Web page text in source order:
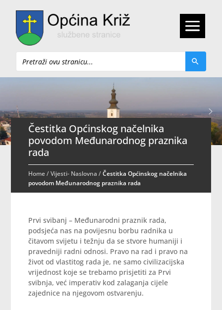
Pretraži
Čestitka Općinskog načelnika
povodom Međunarodnog praznika
rada
Home/Vijesti- Naslovna /Čestitka Općinskog načelnika
povodom Međunarodnog praznika rada
Prvi svibanj – Međunarodni praznik rada,
podsjeća nas na povijesnu borbu radnika u
čitavom svijetu i težnju da se stvore humaniji i
pravedniji radni odnosi. Pravo na rad i pravo na
život od vlastitog rada je, ne samo civilizacijska
vrijednost koje se trebamo prisjetiti za Prvi
svibnja, već imperativ kod zalaganja cijele
zajednice na njegovom ostvarenju.